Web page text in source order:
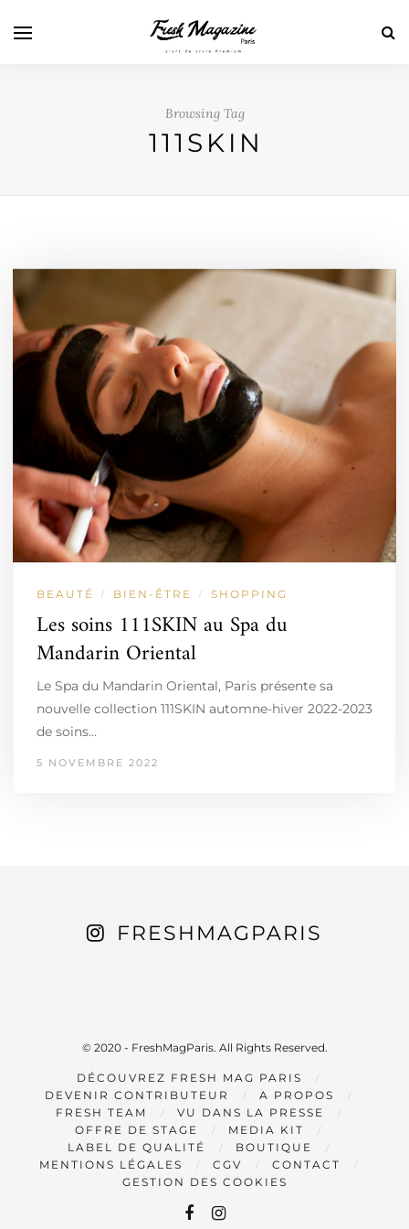
Browsing Tag
111SKIN
BEAUTÉ / BIEN-ÊTRE / SHOPPING
Les soins 111SKIN au Spa du
Mandarin Oriental
Le Spa du Mandarin Oriental, Paris présente sa
nouvelle collection 111SKIN automne-hiver 2022-2023
de soins…
5 NOVEMBRE 2022
FRESHMAGPARIS
© 2020 - FreshMagParis. All Rights Reserved.
DÉCOUVREZ FRESH MAG PARIS
DEVENIR CONTRIBUTEUR
A PROPOS
FRESH TEAM
VU DANS LA PRESSE
OFFRE DE STAGE
MEDIA KIT
LABEL DE QUALITÉ
BOUTIQUE
MENTIONS LÉGALES
CGV
CONTACT
GESTION DES COOKIES